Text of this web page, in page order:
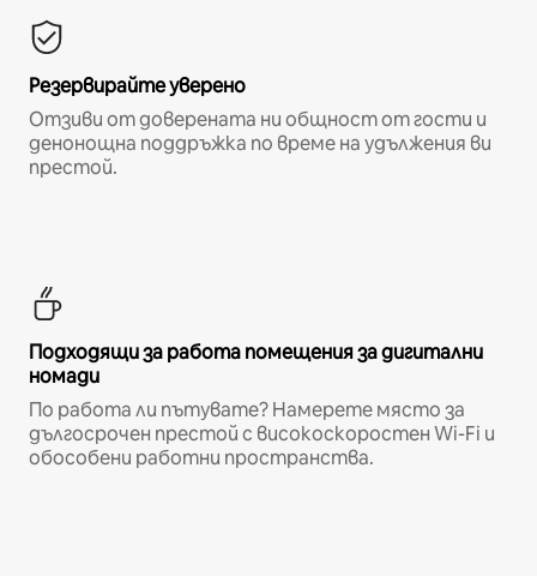
Резервирайте уверено
Отзиви от доверената ни общност от гости и
денонощна поддръжка по време на удължения ви
престой.
Подходящи за работа помещения за дигитални
номади
По работа ли пътувате? Намерете място за
дългосрочен престой с високоскоростен Wi-Fi и
обособени работни пространства.